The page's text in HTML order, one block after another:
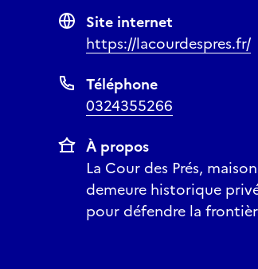
Site internet
https://lacourdespres.fr/
Téléphone
0324355266
À propos
La Cour des Prés,
demeure historique
pour défendre la